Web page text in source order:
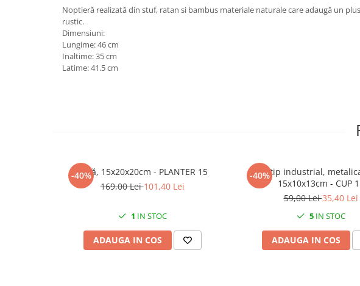
Noptieră realizată din stuf, ratan si bambus materiale naturale care adaugă un
rustic.
Dimensiuni:
Lungime: 46 cm
Inaltime: 35 cm
Latime: 41.5 cm
-40%
Vază, 15x20x20cm - PLANTER 15
169,00 Lei101,40 Lei
1 IN STOC
ADAUGA IN COS
-40%
Vază tip industrial,
15x10x13cm - CUP
59,00 Lei35,40 Lei
5IN STOC
ADAUGA IN COS